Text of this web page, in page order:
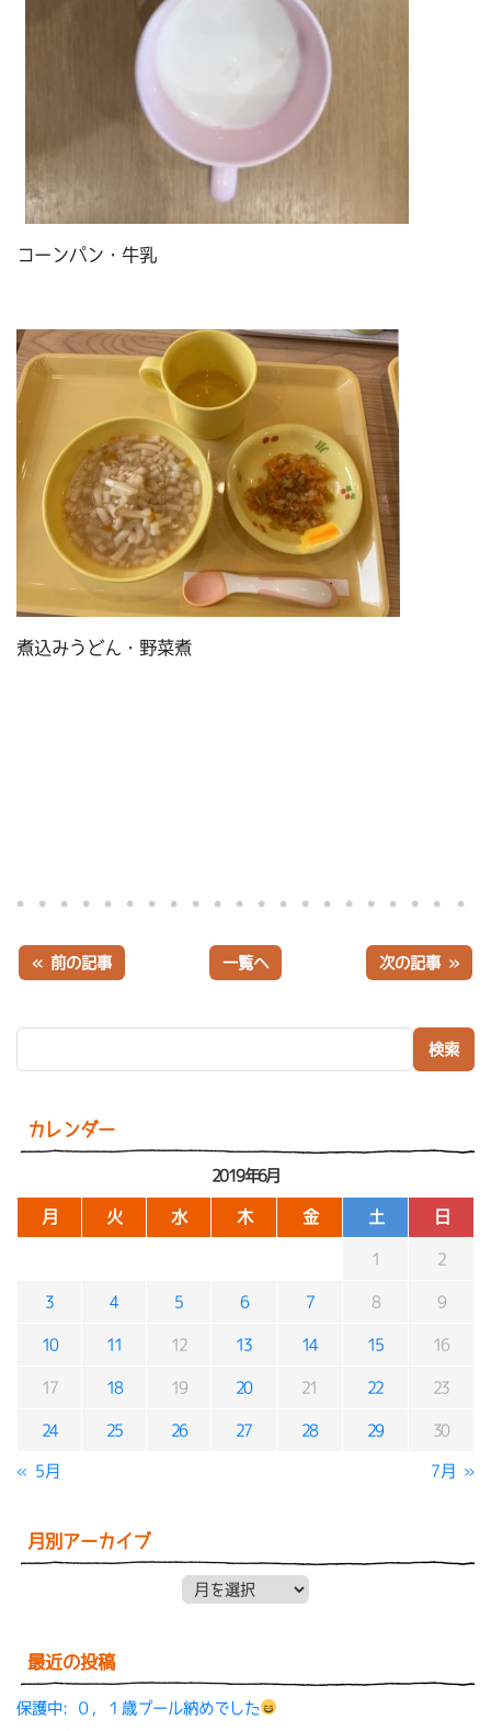
カレンダー
2019年6月
月 火 水 木 金 土 日
1 2
3 4 5 6 7 8 9
10 11 12 13 14 15 16
17 18 19 20 21 22 23
24 25 26 27 28 29 30
« 5月 7月 »
月別アーカイブ
最近の投稿
保護中: ０，１歳プール納めでした
コーンパン・牛乳
煮込みうどん・野菜煮
« 前の記事 一覧へ 次の記事 »